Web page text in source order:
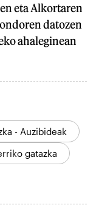
eta Alkortaren
datozen
ahaleginean
- Auzibideak
gatazka